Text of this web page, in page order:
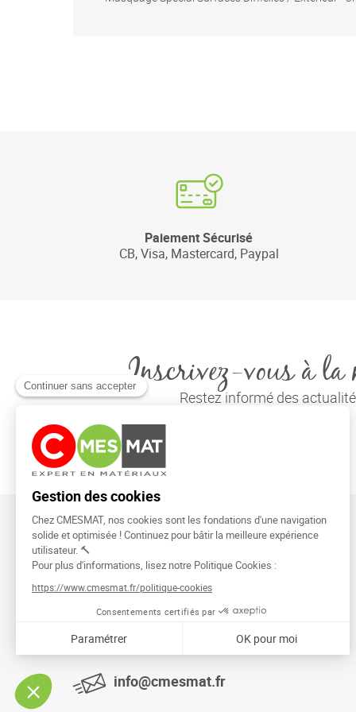
Paiement Sécurisé
CB, Visa, Mastercard, Paypal
Inscrivez-vous à la
Restez informé des
CMESMAT
91026 EVRY COURCOURONNES
info@cmesmat.fr